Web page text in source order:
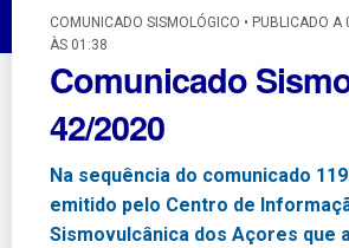
COMUNICADO SISMOLÓGICO • PUBLICADO
ÀS 01:38
Comunicado
42/2020
Na sequência do comunicado
emitido pelo Centro de
Sismovulcânica dos Açores que